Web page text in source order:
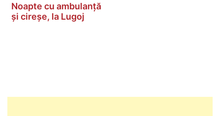
Noapte cu ambulanță
și cireșe, la Lugoj